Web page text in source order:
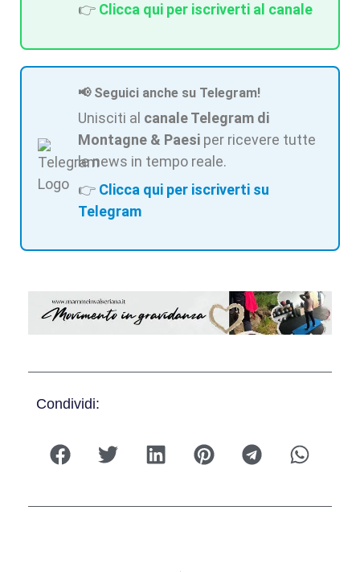
👉 Clicca qui per iscriverti al canale
📢 Seguici anche su Telegram!
Unisciti al canale Telegram di
Montagne & Paesi per ricevere tutte
le news in tempo reale.
👉 Clicca qui per iscriverti su
Telegram
Condividi: